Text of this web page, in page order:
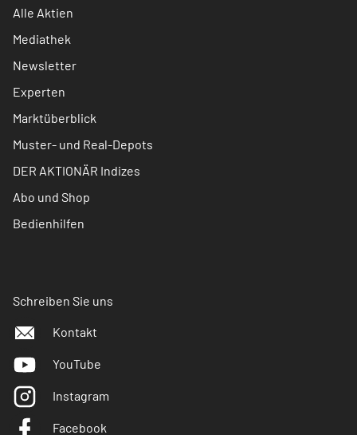
Alle Aktien
Mediathek
Newsletter
Experten
Marktüberblick
Muster- und Real-Depots
DER AKTIONÄR Indizes
Abo und Shop
Bedienhilfen
Schreiben Sie uns
Kontakt
YouTube
Instagram
Facebook